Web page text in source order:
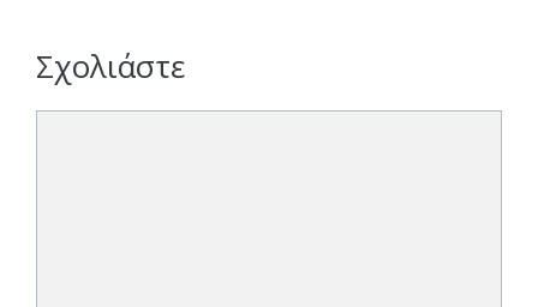
Σχολιάστε